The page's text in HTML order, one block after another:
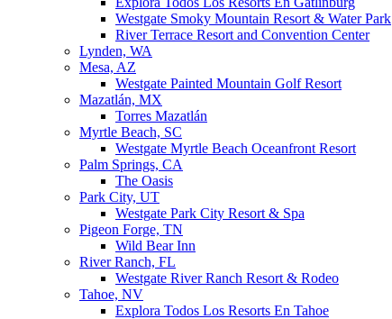
Westgate Smoky Mountain Resort & Water Park
River Terrace Resort and Convention Center
Lynden, WA
Mesa, AZ
Westgate Painted Mountain Golf Resort
Mazatlán, MX
Torres Mazatlán
Myrtle Beach, SC
Westgate Myrtle Beach Oceanfront Resort
Palm Springs, CA
The Oasis
Park City, UT
Westgate Park City Resort & Spa
Pigeon Forge, TN
Wild Bear Inn
River Ranch, FL
Westgate River Ranch Resort & Rodeo
Tahoe, NV
Explora Todos Los Resorts En Tahoe